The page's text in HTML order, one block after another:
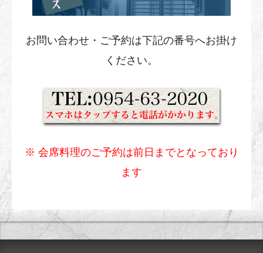
お問い合わせ・ご予約は下記の番号へお掛け
ください。
※ 会席料理のご予約は前日までとなっており
ます